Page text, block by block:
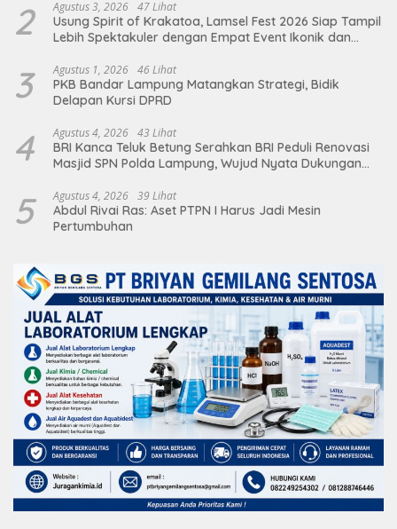
2 Agustus 3, 2026 47 Lihat
Usung Spirit of Krakatoa, Lamsel Fest 2026 Siap Tampil
Lebih Spektakuler dengan Empat Event Ikonik dan
3 Agustus 1, 2026 46 Lihat
PKB Bandar Lampung Matangkan Strategi, Bidik
Delapan Kursi DPRD
4 Agustus 4, 2026 43 Lihat
BRI Kanca Teluk Betung Serahkan BRI Peduli Renovasi
Masjid SPN Polda Lampung, Wujud Nyata Dukungan
5 Agustus 4, 2026 39 Lihat
Abdul Rivai Ras: Aset PTPN I Harus Jadi Mesin
Pertumbuhan